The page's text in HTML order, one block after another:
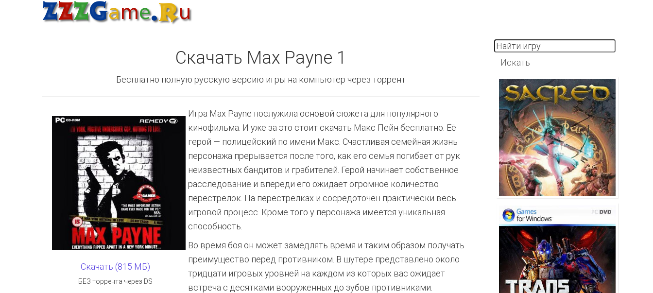
Скачать Max Payne 1
Бесплатно полную русскую версию игры на компьютер через торрент
Скачать (815 МБ)
БЕЗ торрента через DS
Игра Max Payne послужила основой сюжета для популярного
кинофильма. И уже за это стоит скачать Макс Пейн бесплатно. Её
герой — полицейский по имени Макс. Счастливая семейная жизнь
персонажа прерывается после того, как его семья погибает от рук
неизвестных бандитов и грабителей. Герой начинает собственное
расследование и впереди его ожидает огромное количество
перестрелок. На перестрелках и сосредоточен практически весь
игровой процесс. Кроме того у персонажа имеется уникальная
способность.
Во время боя он может замедлять время и таким образом получать
преимущество перед противником. В шутере представлено около
тридцати игровых уровней на каждом из которых вас ожидает
встреча с десятками вооруженных до зубов противниками.